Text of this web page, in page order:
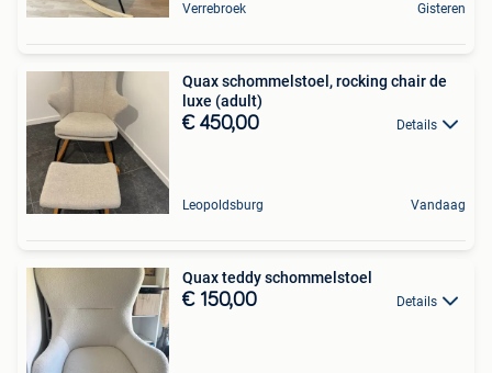
Verrebroek Gisteren
Quax schommelstoel, rocking chair de
luxe (adult)
€ 450,00 Details
Leopoldsburg Vandaag
Quax teddy schommelstoel
€ 150,00 Details